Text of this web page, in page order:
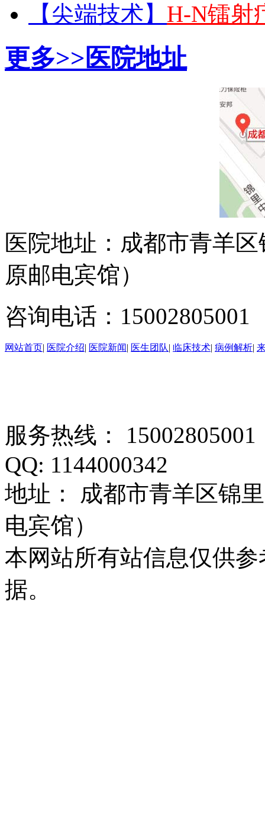
【尖端技术】 H-N镭射
更多>>医院地址
医院地址：成都市青羊
原邮电宾馆）
咨询电话：15002805001
网站首页| 医院介绍| 医院新闻| 医生团队| 临床技术| 病例解析|
服务热线：
QQ: 1144000342
地址： 成都市青羊区锦
电宾馆）
本网站所有站信息仅供
据。